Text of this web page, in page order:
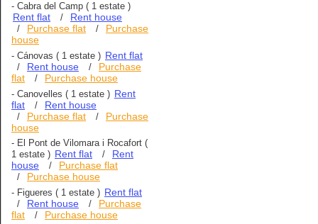
- Cabra del Camp ( 1 estate )
Rent flat / Rent house
/ Purchase flat /
Purchase
house
- Cánovas ( 1 estate ) Rent flat
/ Rent house /
Purchase
flat
/ Purchase house
- Canovelles ( 1 estate ) Rent
flat
/ Rent house
/ Purchase flat /
Purchase
house
- El Pont de Vilomara i Rocafort (
1 estate ) Rent flat /
Rent
house
/ Purchase flat
/ Purchase house
- Figueres ( 1 estate ) Rent flat
/ Rent house /
Purchase
flat
/ Purchase house